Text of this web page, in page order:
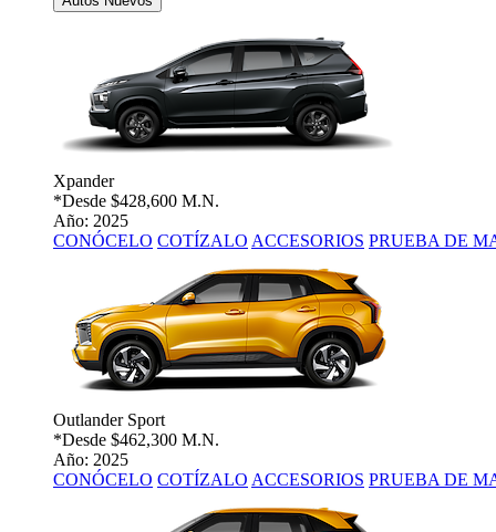
Xpander
*Desde $428,600 M.N.
Año: 2025
CONÓCELO COTÍZALO ACCESORIOS PRUEBA DE
Outlander Sport
*Desde $462,300 M.N.
Año: 2025
CONÓCELO COTÍZALO ACCESORIOS PRUEBA DE